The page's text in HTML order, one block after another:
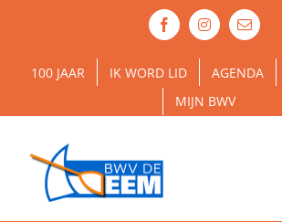
inhoud
FacebookInstagram
E-
mail
100 JAAR IK WORD LID AGENDA
MIJN BWV